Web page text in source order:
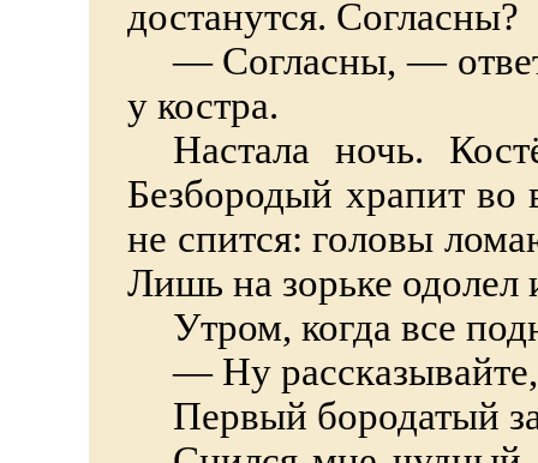
достанутся. Согласны?
— Согласны, —
у костра.
Настала ночь.
Безбородый храпит
не спится: головы
Лишь на зорьке одолел
Утром, когда все
— Ну
Первый бородатый